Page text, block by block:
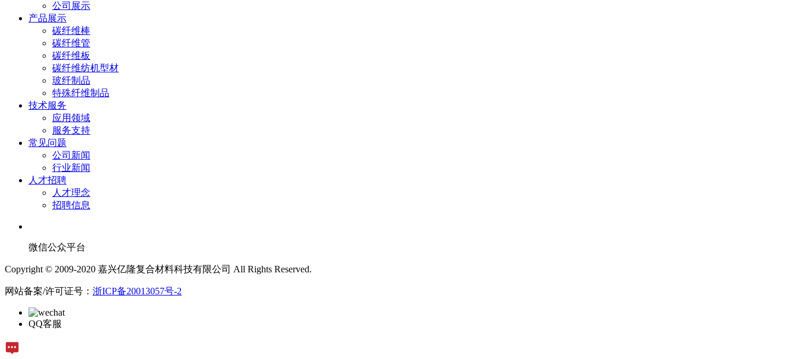
公司展示
产品展示
碳纤维棒
碳纤维管
碳纤维板
碳纤维纺机型材
玻纤制品
特殊纤维制品
技术服务
应用领域
服务支持
常见问题
公司新闻
行业新闻
人才招聘
人才理念
招聘信息
微信公众平台
Copyright © 2009-2020 嘉兴亿隆复合材料科技有限公司 All Rights Reserved.
网站备案/许可证号： 浙ICP备20013057号-2
QQ客服